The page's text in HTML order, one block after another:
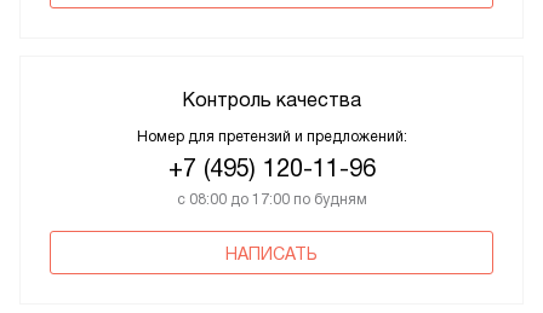
Контроль качества
Номер для претензий и предложений:
+7 (495) 120-11-96
с 08:00 до 17:00 по будням
НАПИСАТЬ